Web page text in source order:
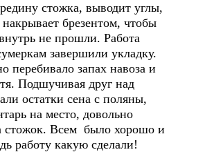
стожка, выводит углы,
брезентом, чтобы
не прошли. Работа
завершили укладку.
перебивало запах навоза и
Подшучивая друг над
остатки сена с поляны,
на место, довольно
стожок. Всем было хорошо и
работу какую сделали!